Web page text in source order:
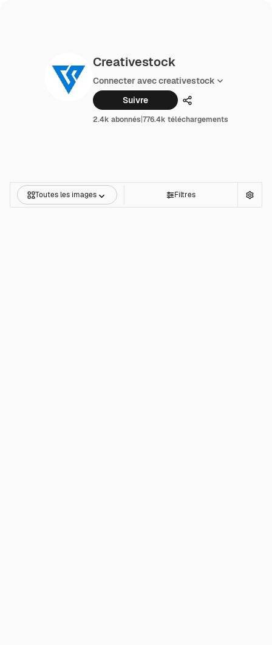
Creativestock
Connecter avec creativestock
Suivre
Partager
2.4k abonnés|776.4k téléchargements
Toutes les images Filtres